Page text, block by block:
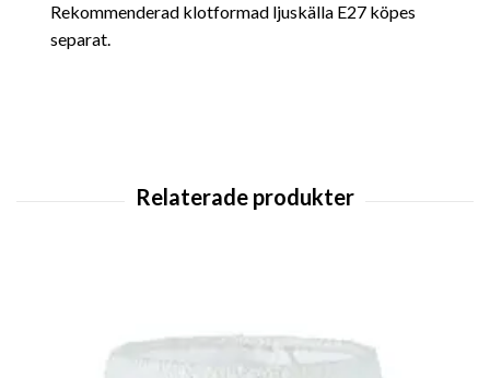
Rekommenderad klotformad ljuskälla E27 köpes
separat.